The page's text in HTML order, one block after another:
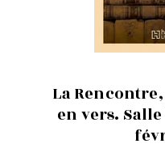
La
en vers.